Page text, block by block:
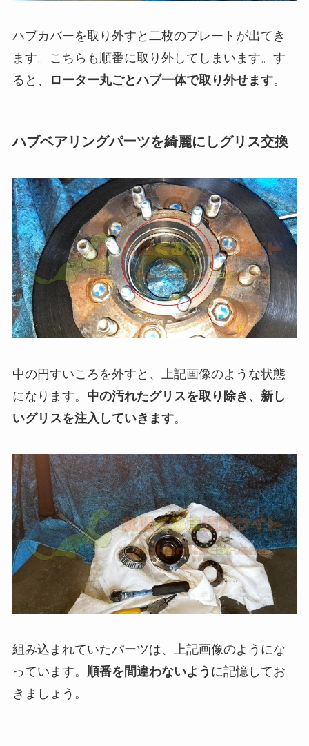
ハブカバーを取り外すと二枚のプレートが出てき
ます。こちらも順番に取り外してしまいます。す
ると、
ローター丸ごとハブ一体で取り外せます。
ハブベアリングパーツを綺麗にしグリス交換
中の円すいころを外すと、上記画像のような状態
になります。 中の汚れたグリスを取り除き、新し
いグリスを注入していきます。
組み込まれていたパーツは、上記画像のようにな
っています。 順番を間違わないよう に記憶してお
きましょう。